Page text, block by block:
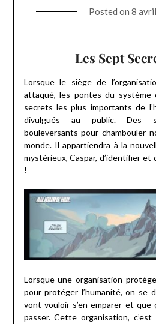
Posted on 8
Les Sept
Lorsque le siège de
attaqué, les pontes du système
secrets les plus importants de
divulgués au public. Des
bouleversants pour chambouler
monde. Il appartiendra à la
mystérieux, Caspar, d’identifier et
!
Lorsque une organisation
pour protéger l’humanité, on se
vont vouloir s’en emparer et que
passer. Cette organisation,